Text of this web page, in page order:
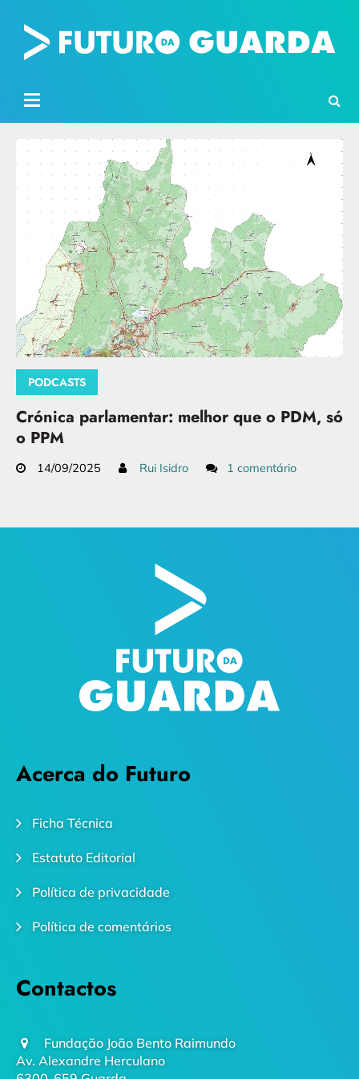
PODCASTS
Crónica parlamentar: melhor que o PDM, só
o PPM
14/09/2025 Rui Isidro 1 comentário
Acerca do Futuro
Ficha Técnica
Estatuto Editorial
Política de privacidade
Política de comentários
Contactos
Fundação João Bento Raimundo
Av. Alexandre Herculano